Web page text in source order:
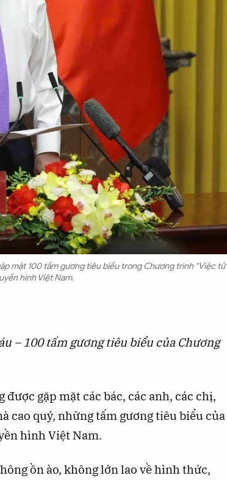
mặt 100 tấm gương tiêu biểu trong Chương trình "Việc tử
hình Việt Nam.
– 100 tấm gương tiêu biểu của Chương
gặp mặt các bác, các anh, các chị,
cao quý, những tấm gương tiêu biểu của
hình Việt Nam.
ồn ào, không lớn lao về hình thức,